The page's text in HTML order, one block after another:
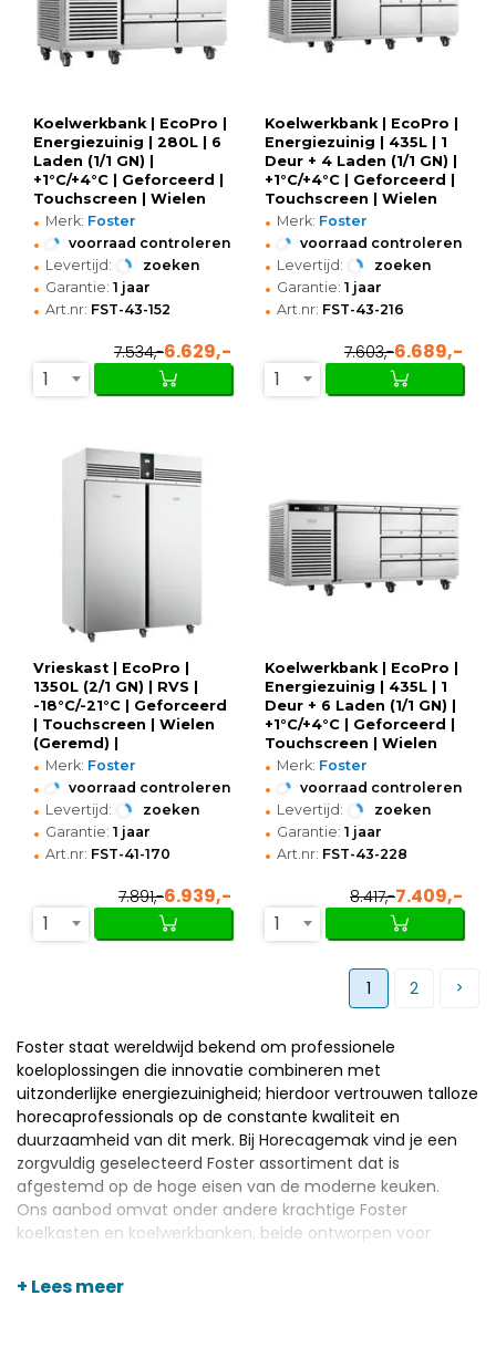
Koelwerkbank | EcoPro |
Energiezuinig | 280L | 6
Laden (1/1 GN) |
+1°C/+4°C | Geforceerd |
Touchscreen | Wielen
(Geremd) |
1365x700x865(h)mm
• Merk: Foster
• voorraad controleren
• Levertijd: zoeken
• Garantie: 1 jaar
• Art.nr: FST-43-152
7.534,-6.629,-
1
Koelwerkbank | EcoPro |
Energiezuinig | 435L | 1
Deur + 4 Laden (1/1 GN) |
+1°C/+4°C | Geforceerd |
Touchscreen | Wielen
(Geremd) |
1815x700x865(h)mm
• Merk: Foster
• voorraad controleren
• Levertijd: zoeken
• Garantie: 1 jaar
• Art.nr: FST-43-216
7.603,-6.689,-
1
Vrieskast | EcoPro |
1350L (2/1 GN) | RVS |
-18°C/-21°C | Geforceerd
| Touchscreen | Wielen
(Geremd) |
1440x855x2080(h)mm
• Merk: Foster
• voorraad controleren
• Levertijd: zoeken
• Garantie: 1 jaar
• Art.nr: FST-41-170
7.891,-6.939,-
1
Koelwerkbank | EcoPro |
Energiezuinig | 435L | 1
Deur + 6 Laden (1/1 GN) |
+1°C/+4°C | Geforceerd |
Touchscreen | Wielen
(Geremd) |
1815x700x865(h)mm
• Merk: Foster
• voorraad controleren
• Levertijd: zoeken
• Garantie: 1 jaar
• Art.nr: FST-43-228
8.417,-7.409,-
1
1 2
Foster staat wereldwijd bekend om professionele
koeloplossingen die innovatie combineren met
uitzonderlijke energiezuinigheid; hierdoor vertrouwen talloze
horecaprofessionals op de constante kwaliteit en
duurzaamheid van dit merk. Bij Horecagemak vind je een
zorgvuldig geselecteerd Foster assortiment dat is
afgestemd op de hoge eisen van de moderne keuken.
Ons aanbod omvat onder andere krachtige Foster
koelkasten en koelwerkbanken, beide ontworpen voor
Deze producten bieden betrouwbaarheid en
+ Lees meer